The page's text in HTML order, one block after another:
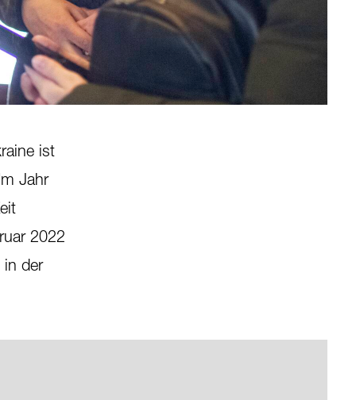
ist
Jahr
2022
in der